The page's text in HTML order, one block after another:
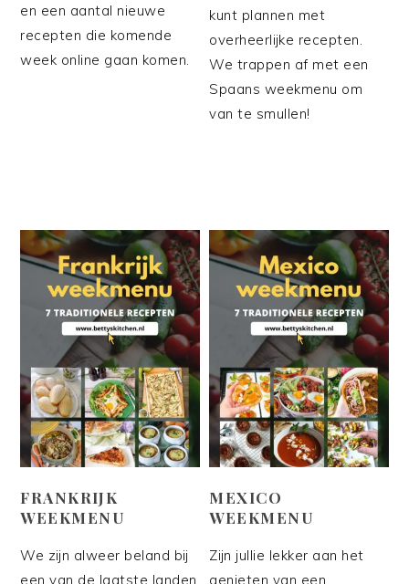
en een aantal nieuwe
recepten die komende
week online gaan komen.
kunt plannen met
overheerlijke recepten.
We trappen af met een
Spaans weekmenu om
van te smullen!
FRANKRIJK
WEEKMENU
We zijn alweer beland bij
een van de laatste landen
MEXICO
WEEKMENU
Zijn jullie lekker aan het
genieten van een